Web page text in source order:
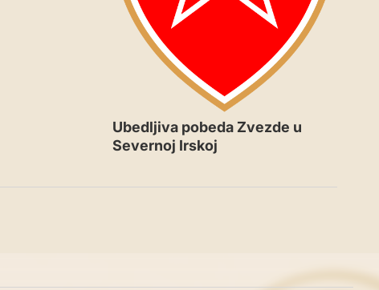
Ubedljiva pobeda Zvezde u
Severnoj Irskoj